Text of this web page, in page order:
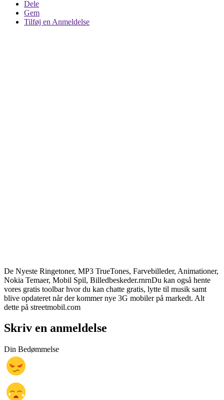
Dele
Gem
Tilføj en Anmeldelse
De Nyeste Ringetoner, MP3 TrueTones, Farvebilleder, Animationer,
Nokia Temaer, Mobil Spil, Billedbeskeder.rnrnDu kan også hente
vores gratis toolbar hvor du kan chatte gratis, lytte til musik samt
blive opdateret når der kommer nye 3G mobiler på markedt. Alt
dette på streetmobil.com
Skriv en anmeldelse
Din Bedømmelse